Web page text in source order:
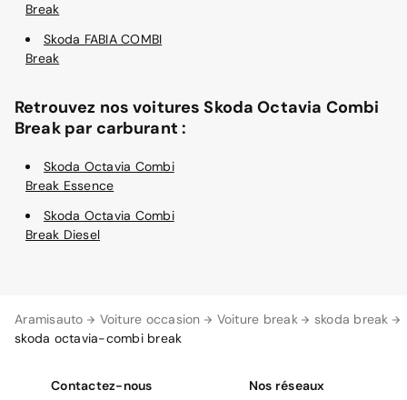
Aramisauto Voiture occasion Voiture break
skoda break
skoda octavia-combi break
Break
Skoda FABIA COMBI
Break
Retrouvez nos voitures Skoda Octavia Combi
Break par carburant :
Skoda Octavia Combi
Break Essence
Skoda Octavia Combi
Break Diesel
Contactez-nous Nos réseaux